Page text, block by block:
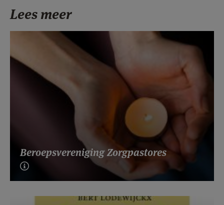
Lees meer
Beroepsvereniging Zorgpastores